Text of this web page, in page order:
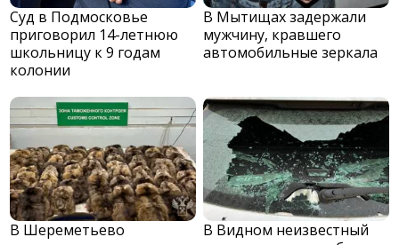
Суд в Подмосковье
приговорил 14-летнюю
школьницу к 9 годам
колонии
В Мытищах задержали
мужчину, кравшего
автомобильные зеркала
В Шереметьево
В Видном неизвестный